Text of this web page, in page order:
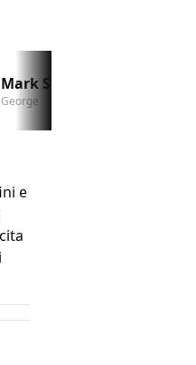
Mark Strong
George
e